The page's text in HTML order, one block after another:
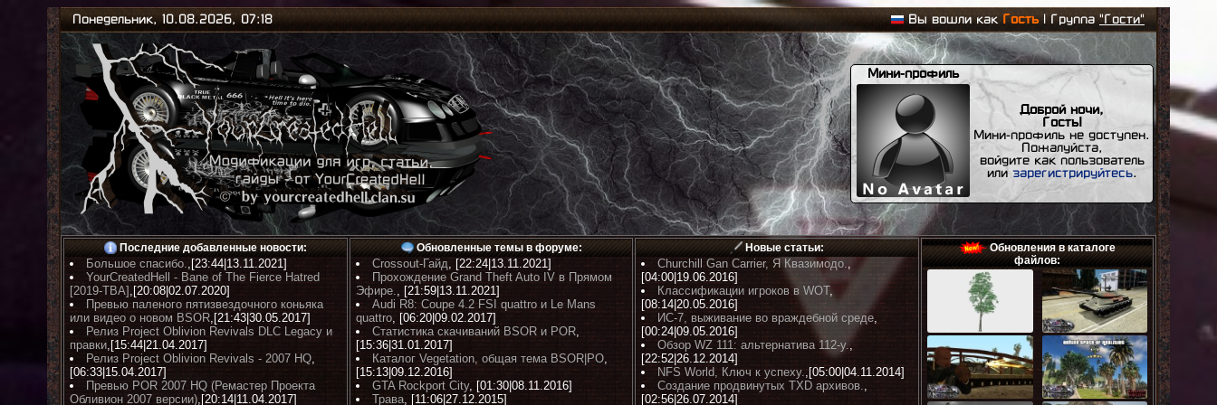
Понедельник, 10.08.2026, 07:18 Вы вошли как Гость| Группа"Гости"
Мини-профиль
Доброй ночи,
Гость!
Мини-профиль не доступен.
Пожалуйста,
войдите как пользователь
или зарегистрируйтесь.
Последние добавленные новости:
Большое спасибо.,[23:44|13.11.2021]
YourCreatedHell - Bane of The Fierce Hatred
[2019-TBA] ,[20:08|02.07.2020]
Превью паленого пятизвездочного коньяка
или видео о новом BSOR,[21:43|30.05.2017]
Релиз Project Oblivion Revivals DLC Legacy и
правки,[15:44|21.04.2017]
Релиз Project Oblivion Revivals - 2007 HQ,
[06:33|15.04.2017]
Превью POR 2007 HQ (Ремастер Проекта
Обливион 2007 версии),[20:14|11.04.2017]
Обновленные темы в форуме:
Crossout-Гайд, [22:24|13.11.2021]
Прохождение Grand Theft Auto IV в Прямом
Эфире., [21:59|13.11.2021]
Audi R8: Coupe 4.2 FSI quattro и Le Mans
quattro, [06:20|09.02.2017]
Статистика скачиваний BSOR и POR,
[15:36|31.01.2017]
Каталог Vegetation, общая тема BSOR|PO,
[15:13|09.12.2016]
GTA Rockport City, [01:30|08.11.2016]
Трава, [11:06|27.12.2015]
Новые статьи:
Churchill Gan Carrier, Я Квазимодо.,
[04:00|19.06.2016]
Классификации игроков в WOT,
[08:14|20.05.2016]
ИС-7, выживание во враждебной среде,
[00:24|09.05.2016]
Обзор WZ 111: альтернатива 112-у.,
[22:52|26.12.2014]
NFS World, Ключ к успеху.,[05:00|04.11.2014]
Создание продвинутых TXD архивов.,
[02:56|26.07.2014]
Обновления в каталоге
файлов: